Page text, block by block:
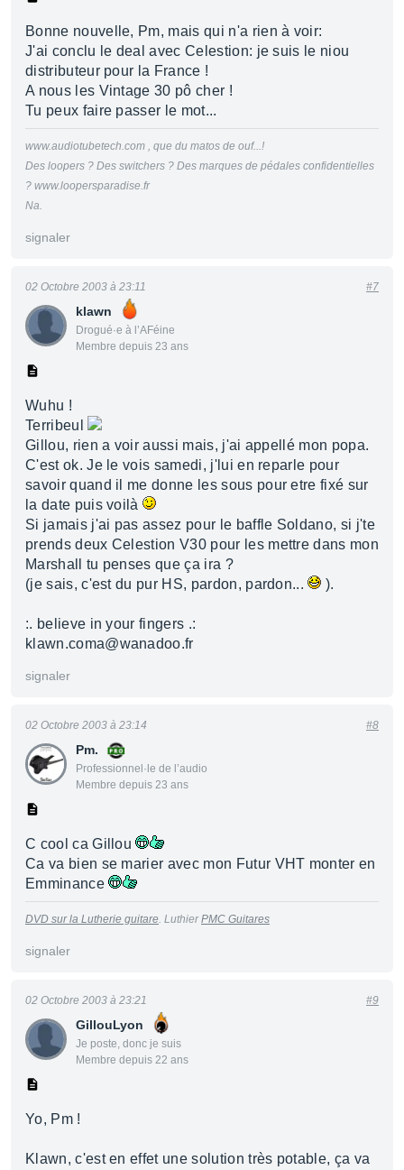
Bonne nouvelle, Pm, mais qui n'a rien à voir:
J'ai conclu le deal avec Celestion: je suis le niou
distributeur pour la France !
A nous les Vintage 30 pô cher !
Tu peux faire passer le mot...
www.audiotubetech.com , que du matos de ouf...!
Des loopers ? Des switchers ? Des marques de pédales confidentielles
? www.loopersparadise.fr
Na.
signaler
klawn
Drogué·e à l’AFéine
Membre depuis 23 ans
02 Octobre 2003 à 23:11 #7
Wuhu !
Terribeul
Gillou, rien a voir aussi mais, j'ai appellé mon popa.
C'est ok. Je le vois samedi, j'lui en reparle pour
savoir quand il me donne les sous pour etre fixé sur
la date puis voilà
Si jamais j'ai pas assez pour le baffle Soldano, si j'te
prends deux Celestion V30 pour les mettre dans mon
Marshall tu penses que ça ira ?
(je sais, c'est du pur HS, pardon, pardon...
).
:. believe in your fingers .:
klawn.coma@wanadoo.fr
signaler
Pm.
Professionnel·le de l’audio
Membre depuis 23 ans
02 Octobre 2003 à 23:14 #8
C cool ca Gillou
Ca va bien se marier avec mon Futur VHT monter en
Emminance
DVD sur la Lutherie guitare. LuthierPMC Guitares
signaler
GillouLyon
Je poste, donc je suis
Membre depuis 22 ans
02 Octobre 2003 à 23:21 #9
Yo, Pm !
Klawn, c'est en effet une solution très potable, ça va